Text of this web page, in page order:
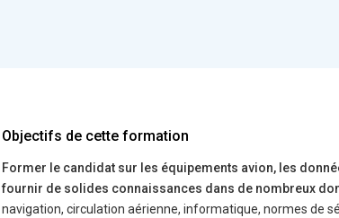
Objectifs de cette formation
Former le candidat sur les équipements avion, les
fournir de solides connaissances dans de nombreux
navigation, circulation aérienne, informatique, normes de